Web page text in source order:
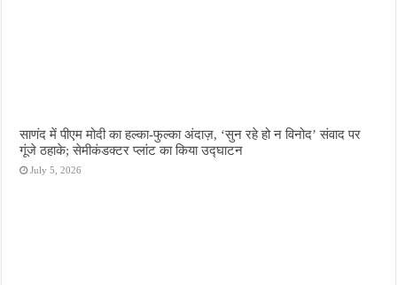
साणंद में पीएम मोदी का हल्का-फुल्का अंदाज़, ‘सुन रहे हो न विनोद’ संवाद पर
गूंजे ठहाके; सेमीकंडक्टर प्लांट का किया उद्घाटन
July 5, 2026